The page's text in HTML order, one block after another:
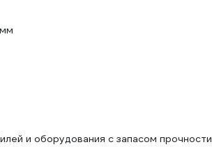
и оборудования с запасом прочности